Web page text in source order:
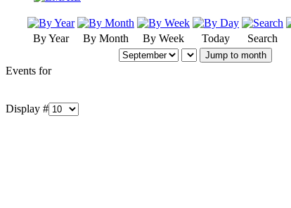
By Year By Month By Week Today Search
Jump to month
Events for
Display #